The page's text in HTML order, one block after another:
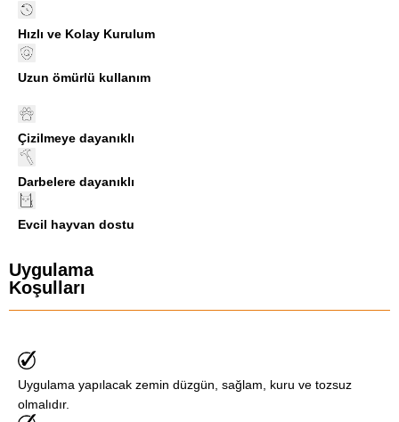
Hızlı ve Kolay Kurulum
Uzun ömürlü kullanım
Çizilmeye dayanıklı
Darbelere dayanıklı
Evcil hayvan dostu
Uygulama
Koşulları
Uygulama yapılacak zemin düzgün, sağlam, kuru ve tozsuz
olmalıdır.